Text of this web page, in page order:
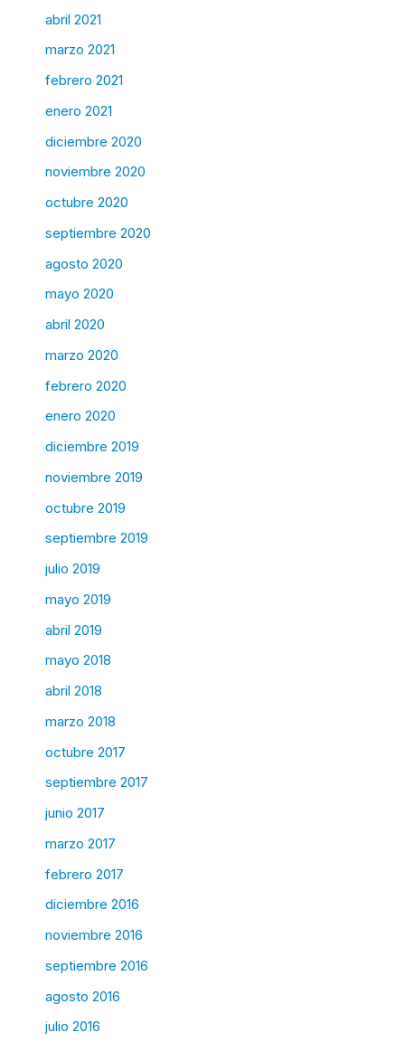
abril 2021
marzo 2021
febrero 2021
enero 2021
diciembre 2020
noviembre 2020
octubre 2020
septiembre 2020
agosto 2020
mayo 2020
abril 2020
marzo 2020
febrero 2020
enero 2020
diciembre 2019
noviembre 2019
octubre 2019
septiembre 2019
julio 2019
mayo 2019
abril 2019
mayo 2018
abril 2018
marzo 2018
octubre 2017
septiembre 2017
junio 2017
marzo 2017
febrero 2017
diciembre 2016
noviembre 2016
septiembre 2016
agosto 2016
julio 2016